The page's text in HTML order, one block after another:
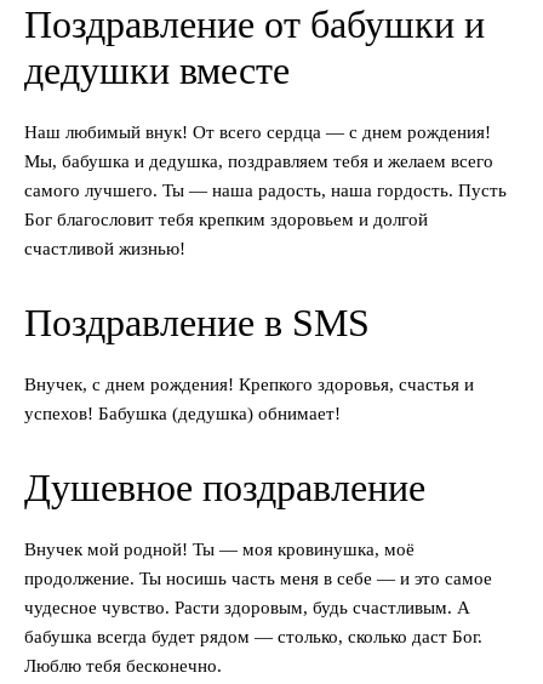
Поздравление от бабушки и
дедушки вместе
Наш любимый внук! От всего сердца — с днем рождения!
Мы, бабушка и дедушка, поздравляем тебя и желаем всего
самого лучшего. Ты — наша радость, наша гордость. Пусть
Бог благословит тебя крепким здоровьем и долгой
счастливой жизнью!
Поздравление в SMS
Внучек, с днем рождения! Крепкого здоровья, счастья и
успехов! Бабушка (дедушка) обнимает!
Душевное поздравление
Внучек мой родной! Ты — моя кровинушка, моё
продолжение. Ты носишь часть меня в себе — и это самое
чудесное чувство. Расти здоровым, будь счастливым. А
бабушка всегда будет рядом — столько, сколько даст Бог.
Люблю тебя бесконечно.